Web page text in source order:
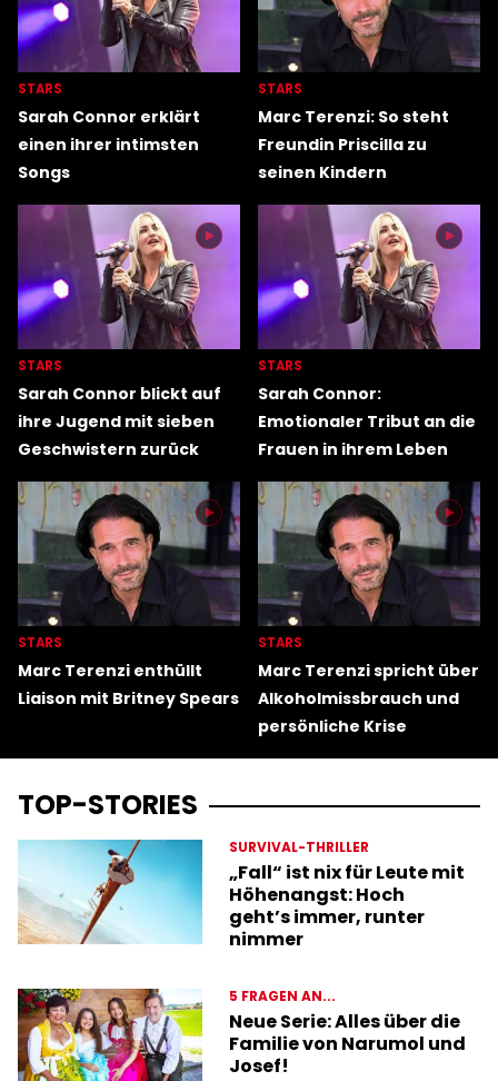
STARS
Sarah Connor erklärt
einen ihrer intimsten
Songs
STARS
Marc Terenzi: So steht
Freundin Priscilla zu
seinen Kindern
STARS
Sarah Connor blickt auf
ihre Jugend mit sieben
Geschwistern zurück
STARS
Sarah Connor:
Emotionaler Tribut an die
Frauen in ihrem Leben
STARS
Marc Terenzi enthüllt
Liaison mit Britney Spears
STARS
Marc Terenzi spricht über
Alkoholmissbrauch und
persönliche Krise
TOP-STORIES
SURVIVAL-THRILLER
„Fall“ ist nix für Leute mit
Höhenangst: Hoch
geht’s immer, runter
nimmer
5 FRAGEN AN...
Neue Serie: Alles über die
Familie von Narumol und
Josef!